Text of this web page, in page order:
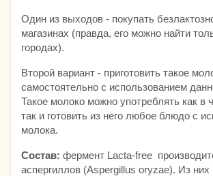
Один из выходов - покупать
магазинах (правда, его можно найти
городах).
Второй вариант - приготовить такое
самостоятельно с использованием
Такое молоко можно употреблять как в
так и готовить из него любое блюдо с
молока.
Состав: фермент Lacta-free
аспергиллов (Aspergillus oryzae). Из них